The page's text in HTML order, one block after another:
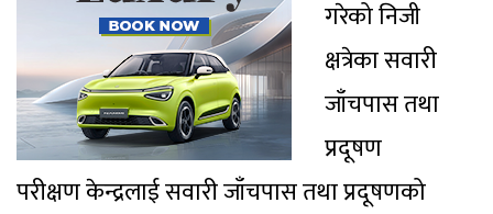
गरेको निजी
क्षत्रेका सवारी
जाँचपास तथा
प्रदूषण
परीक्षण केन्द्रलाई सवारी जाँचपास तथा प्रदूषणको